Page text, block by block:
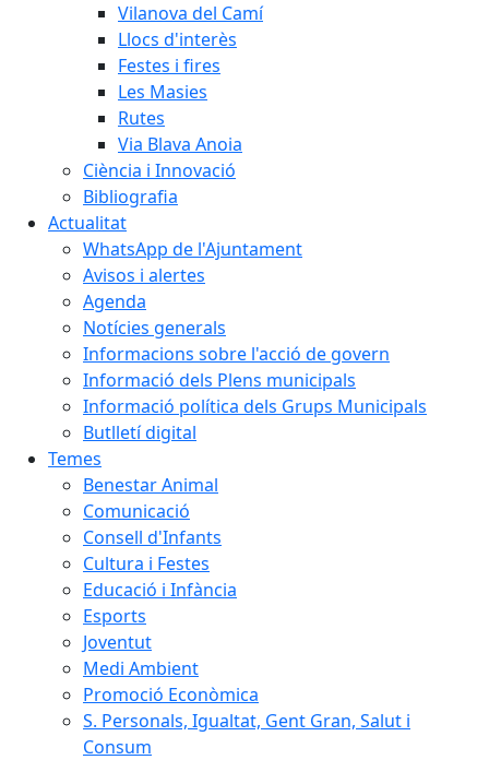
Vilanova del Camí
Llocs d'interès
Festes i fires
Les Masies
Rutes
Via Blava Anoia
Ciència i Innovació
Bibliografia
Actualitat
WhatsApp de l'Ajuntament
Avisos i alertes
Agenda
Notícies generals
Informacions sobre l'acció de govern
Informació dels Plens municipals
Informació política dels Grups Municipals
Butlletí digital
Temes
Benestar Animal
Comunicació
Consell d'Infants
Cultura i Festes
Educació i Infància
Esports
Joventut
Medi Ambient
Promoció Econòmica
S. Personals, Igualtat, Gent Gran, Salut i
Consum